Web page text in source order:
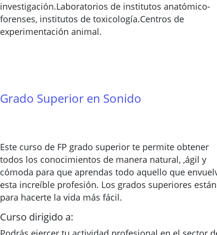
investigación.Laboratorios de institutos anatómico-
forenses, institutos de toxicología.Centros de
experimentación animal.
Grado Superior en Sonido
Este curso de FP grado superior te permite obtener
todos los conocimientos de manera natural, ,ágil y
cómoda para que aprendas todo aquello que
esta increíble profesión. Los grados superiores están
para hacerte la vida más fácil.
Curso dirigido a: